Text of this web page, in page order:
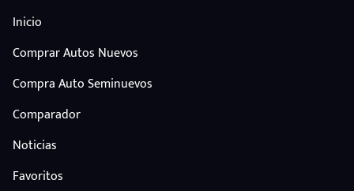
Inicio
Comprar Autos Nuevos
Compra Auto Seminuevos
Comparador
Noticias
Favoritos